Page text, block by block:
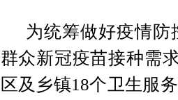
为统筹做好疫情
群众新冠疫苗接种需
区及乡镇18个卫生服